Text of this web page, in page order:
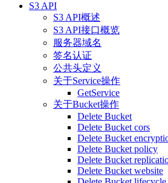
S3 API
S3 API概述
S3 API接口概览
服务器域名
签名认证
公共头定义
关于Service操作
GetService
关于Bucket操作
Delete Bucket
Delete Bucket cors
Delete Bucket
Delete Bucket policy
Delete Bucket
Delete Bucket website